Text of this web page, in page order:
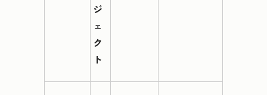
ジ
ェ
ク
ト